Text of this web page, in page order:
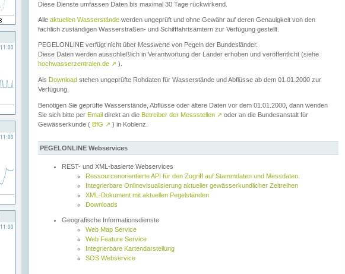
Diese Dienste umfassen Daten bis maximal 30 Tage rückwirkend.
Alle aktuellen Wasserstände werden ungeprüft und ohne Gewähr auf deren Genauigkeit von den
fachlich zuständigen Wasserstraßen- und Schifffahrtsämtern zur Verfügung gestellt.
PEGELONLINE verfügt nicht über Messwerte von Pegeln der Bundesländer.
Diese Daten werden ausschließlich in Verantwortung der Länder erhoben und veröffentlicht (siehe
hochwasserzentralen.de ↗ ).
Als Download stehen ungeprüfte Rohdaten für Wasserstände und Abflüsse ab dem 01.01.2000 zur
Verfügung.
Benötigen Sie geprüfte Wasserstände, Abflüsse oder ältere Daten vor dem 01.01.2000, dann wenden
Sie sich bitte per Email direkt an die Betreiber der Messstellen ↗ oder an die Bundesanstalt für
Gewässerkunde ( BfG ↗ ) in Koblenz.
PEGELONLINE Webservices
REST- und XML-basierte Webservices
Ressourcenorientierte API für den Zugriff auf Stammdaten und Messdaten.
Integrierbare Onlinevisualisierung aktueller gewässerkundlicher Zeitreihen
XML-Dokument mit aktuellen Pegelständen
Downloads
Geografische Informationsdienste
Web Map Service
Web Feature Service
Integrierbare Kartendarstellung
SOS Webservice